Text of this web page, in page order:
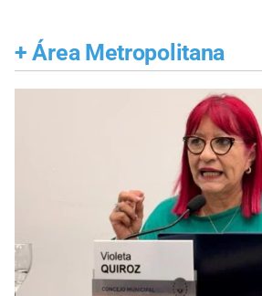
+ Área Metropolitana